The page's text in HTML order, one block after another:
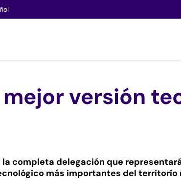
versión
completa delegación que
más importantes del territorio